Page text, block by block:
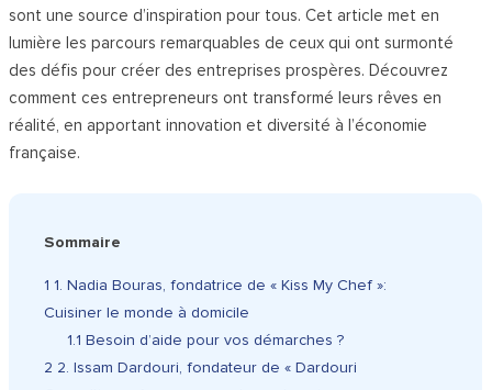
sont une source d’inspiration pour tous. Cet article met en
lumière les parcours remarquables de ceux qui ont surmonté
des défis pour créer des entreprises prospères. Découvrez
comment ces entrepreneurs ont transformé leurs rêves en
réalité, en apportant innovation et diversité à l’économie
française.
Sommaire
1 1. Nadia Bouras, fondatrice de « Kiss My Chef »:
Cuisiner le monde à domicile
1.1 Besoin d’aide pour vos démarches ?
2 2. Issam Dardouri, fondateur de « Dardouri